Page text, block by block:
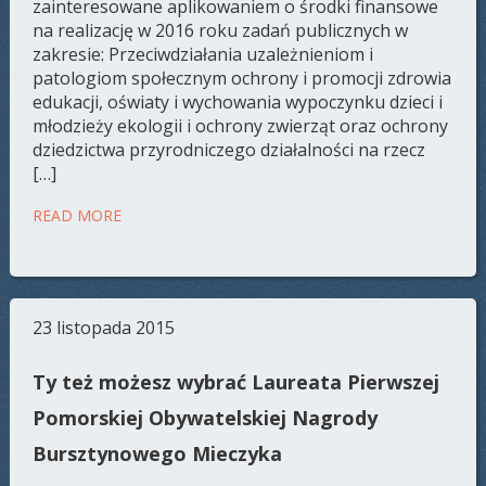
zainteresowane aplikowaniem o środki finansowe
na realizację w 2016 roku zadań publicznych w
zakresie: Przeciwdziałania uzależnieniom i
patologiom społecznym ochrony i promocji zdrowia
edukacji, oświaty i wychowania wypoczynku dzieci i
młodzieży ekologii i ochrony zwierząt oraz ochrony
dziedzictwa przyrodniczego działalności na rzecz
[…]
READ MORE
23 listopada 2015
Ty też możesz wybrać Laureata Pierwszej
Pomorskiej Obywatelskiej Nagrody
Bursztynowego Mieczyka